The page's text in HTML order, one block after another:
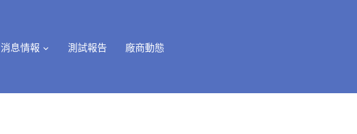
消息情報 測試報告 廠商動態